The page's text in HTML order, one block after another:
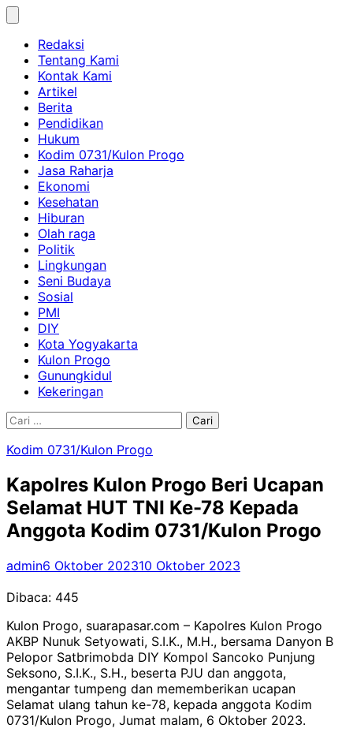
Skip
contentRedaksi
Tentang Kami
Kontak Kami
Artikel
Berita
Pendidikan
Hukum
Kodim 0731/Kulon Progo
Jasa Raharja
Ekonomi
Kesehatan
Hiburan
Olah raga
Politik
Lingkungan
Seni Budaya
Sosial
PMI
DIY
Kota Yogyakarta
Kulon Progo
Gunungkidul
Kekeringan
Cari
Kodim 0731/Kulon Progo
Kapolres Kulon Progo Beri Ucapan
Selamat HUT TNI Ke-78 Kepada
Anggota Kodim 0731/Kulon Progo
admin6 Oktober 202310 Oktober 2023
Dibaca: 445
Kulon Progo, suarapasar.com – Kapolres Kulon Progo
AKBP Nunuk Setyowati, S.I.K., M.H., bersama Danyon B
Pelopor Satbrimobda DIY Kompol Sancoko Punjung
Seksono, S.I.K., S.H., beserta PJU dan anggota,
mengantar tumpeng dan mememberikan ucapan
Selamat ulang tahun ke-78, kepada anggota Kodim
0731/Kulon Progo, Jumat malam, 6 Oktober 2023.